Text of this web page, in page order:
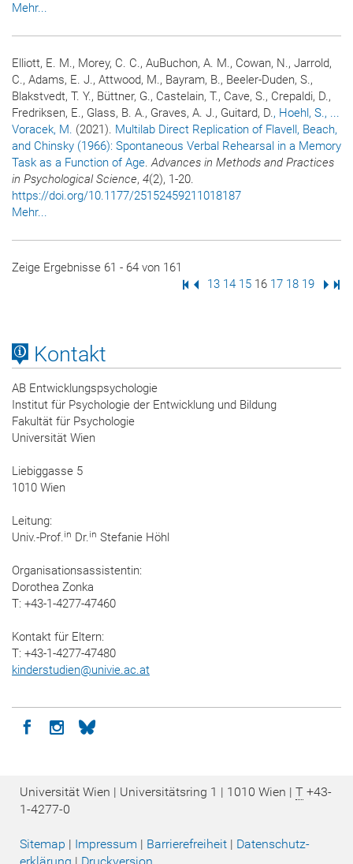
Mehr...
Elliott, E. M., Morey, C. C., AuBuchon, A. M., Cowan, N., Jarrold,
C., Adams, E. J., Attwood, M., Bayram, B., Beeler-Duden, S.,
Blakstvedt, T. Y., Büttner, G., Castelain, T., Cave, S., Crepaldi, D.,
Fredriksen, E., Glass, B. A., Graves, A. J., Guitard, D., Hoehl, S., ...
Voracek, M. (2021). Multilab Direct Replication of Flavell, Beach,
and Chinsky (1966): Spontaneous Verbal Rehearsal in a Memory
Task as a Function of Age.Advances in Methods and Practices
in Psychological Science, 4(2), 1-20.
https://doi.org/10.1177/25152459211018187
Mehr...
Zeige Ergebnisse 61 - 64 von 161
Erste Seite
Vorige Seite
Seite
13 Seite
14 Seite
15 Seite
16 Seite
17 Seite
18 Seite
19
Kontakt
AB Entwicklungspsychologie
Institut für Psychologie der Entwicklung und Bildung
Fakultät für Psychologie
Universität Wien
Liebiggasse 5
1010 Wien
Leitung:
Univ.-Prof.in Dr.in Stefanie Höhl
Organisationsassistentin:
Dorothea Zonka
T: +43-1-4277-47460
Kontakt für Eltern:
T: +43-1-4277-47480
kinderstudien@univie.ac.at
Icon facebook
Icon instagram
Icon bluesky
Universität Wien | Universitätsring 1 | 1010 Wien | T +43-
1-4277-0
Sitemap | Impressum | Barrierefreiheit | Datenschutz­